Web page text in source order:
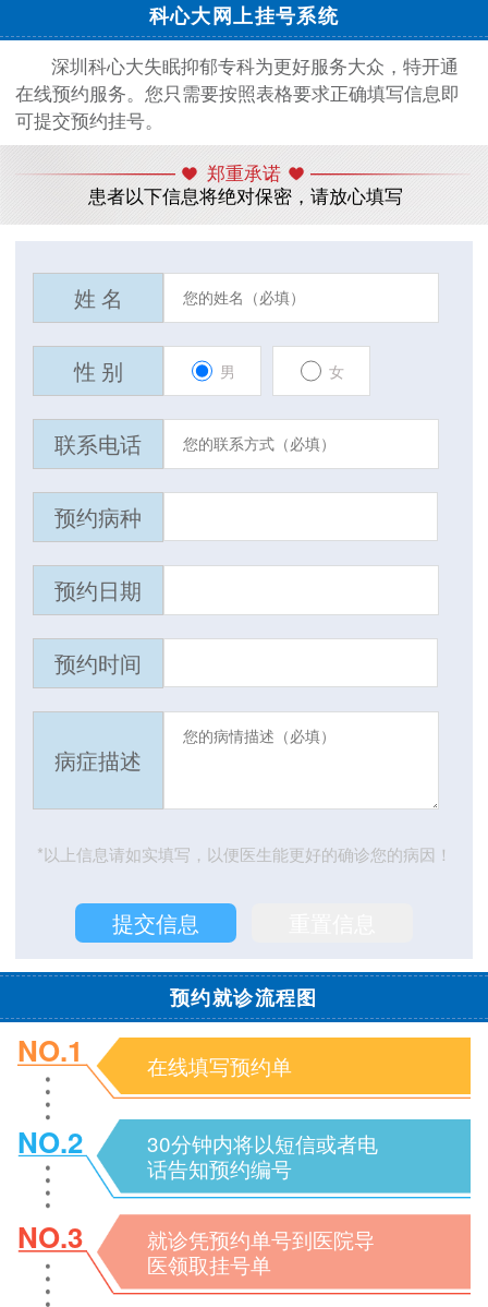
科心大网上挂号系统
深圳科心大失眠抑郁专科为更好服务大众，特开通
在线预约服务。您只需要按照表格要求正确填写信息即
可提交预约挂号。
郑重承诺
患者以下信息将绝对保密，请放心填写
姓 名
性 别 男 女
联系电话
预约病种
预约日期
预约时间
病症描述
*以上信息请如实填写，以便医生能更好的确诊您的病因！
预约就诊流程图
NO.1 在线填写预约单
NO.2
30分钟内将以短信或者电
话告知预约编号
NO.3
就诊凭预约单号到医院导
医领取挂号单